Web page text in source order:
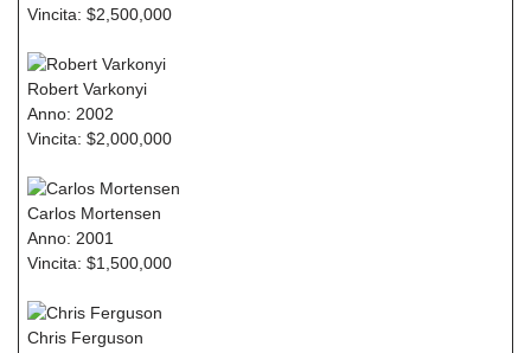
Vincita: $2,500,000
Robert Varkonyi
Anno: 2002
Vincita: $2,000,000
Carlos Mortensen
Anno: 2001
Vincita: $1,500,000
Chris Ferguson